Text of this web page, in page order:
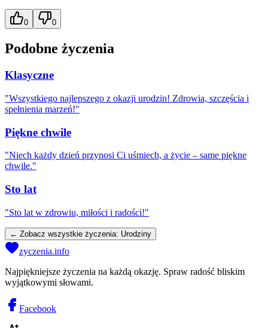
0 0
Podobne życzenia
Klasyczne
"Wszystkiego najlepszego z okazji urodzin! Zdrowia, szczęścia i
spełnienia marzeń!"
Piękne chwile
"Niech każdy dzień przynosi Ci uśmiech, a życie – same piękne
chwile."
Sto lat
"Sto lat w zdrowiu, miłości i radości!"
← Zobacz wszystkie życzenia: Urodziny
zyczenia.info
Najpiękniejsze życzenia na każdą okazję. Spraw radość bliskim
wyjątkowymi słowami.
Facebook